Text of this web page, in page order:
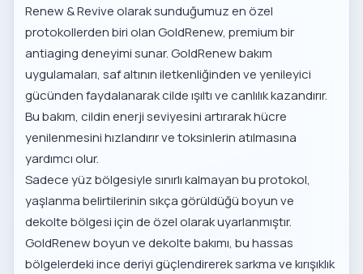
Renew & Revive olarak sunduğumuz en özel
protokollerden biri olan GoldRenew, premium bir
antiaging deneyimi sunar.GoldRenew bakım
uygulamaları, saf altının iletkenliğinden ve yenileyici
gücünden faydalanarak cilde ışıltı ve canlılık kazandırır.
Bu bakım, cildin enerji seviyesini artırarak hücre
yenilenmesini hızlandırır ve toksinlerin atılmasına
yardımcı olur.
Sadece yüz bölgesiyle sınırlı kalmayan bu protokol,
yaşlanma belirtilerinin sıkça görüldüğü boyun ve
dekolte bölgesi için de özel olarak uyarlanmıştır.
GoldRenew boyun ve dekolte bakımı, bu hassas
bölgelerdeki ince deriyi güçlendirerek sarkma ve kırışıklık